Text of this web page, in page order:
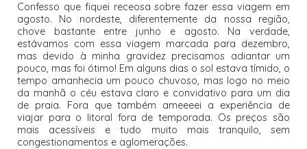
Confesso que fiquei receosa sobre fazer essa viagem em
agosto. No nordeste, diferentemente da nossa região,
chove bastante entre junho e agosto. Na verdade,
estávamos com essa viagem marcada para dezembro,
mas devido à minha gravidez precisamos adiantar um
pouco, mas foi ótimo! Em alguns dias o sol estava tímido, o
tempo amanhecia um pouco chuvoso, mas logo no meio
da manhã o céu estava claro e convidativo para um dia
de praia. Fora que também ameeeei a experiência de
viajar para o litoral fora de temporada. Os preços são
mais acessíveis e tudo muito mais tranquilo, sem
congestionamentos e aglomerações.